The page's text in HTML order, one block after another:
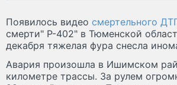
Появилось видео смертельного
смерти" Р-402" в Тюменской
декабря тяжелая фура снесла
Авария произошла в Ишимском
километре трассы. За рулем